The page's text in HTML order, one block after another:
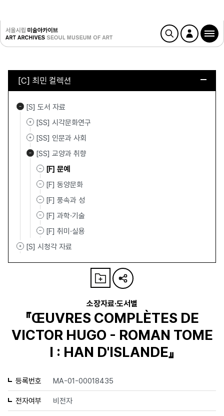
[C] 최민 컬렉션
[S] 도서 자료
[SS] 시각문화연구
[SS] 인문과 사회
[SS] 교양과 취향
[F] 문예
[F] 동양문화
[F] 풍속과 성
[F] 과학·기술
[F] 취미·실용
[S] 시청각 자료
소장자료·도서별
『ŒUVRES COMPLÈTES DE
VICTOR HUGO - ROMAN TOME
Ⅰ : HAN D'ISLANDE』
등록번호 MA-01-00018435
전자여부 비전자